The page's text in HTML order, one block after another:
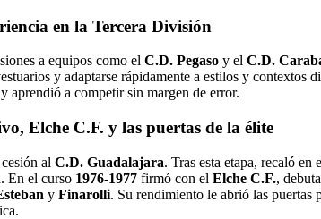
en la Tercera División
a equipos como el C.D. Pegaso y el C.D.
y adaptarse rápidamente a estilos y contextos
aprendió a competir sin margen de error.
Elche C.F. y las puertas de la élite
al C.D. Guadalajara. Tras esta etapa, recaló en
En el curso 1976-1977 firmó con el Elche C.F.,
y Finarolli. Su rendimiento le abrió las puertas